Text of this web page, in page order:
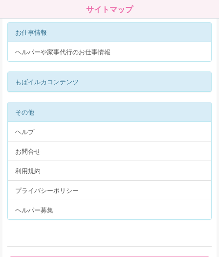
サイトマップ
お仕事情報
ヘルパーや家事代行のお仕事情報
もばイルカコンテンツ
その他
ヘルプ
お問合せ
利用規約
プライバシーポリシー
ヘルパー募集